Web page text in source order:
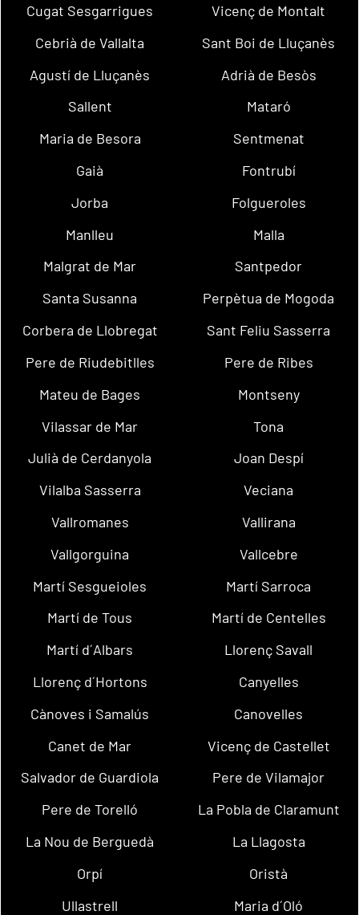
Cugat Sesgarrigues
Vicenç de Montalt
Cebrià de Vallalta
Sant Boi de Lluçanès
Agustí de Lluçanès
Adrià de Besòs
Sallent
Mataró
Maria de Besora
Sentmenat
Gaià
Fontrubí
Jorba
Folgueroles
Manlleu
Malla
Malgrat de Mar
Santpedor
Santa Susanna
Perpètua de Mogoda
Corbera de Llobregat
Sant Feliu Sasserra
Pere de Riudebitlles
Pere de Ribes
Mateu de Bages
Montseny
Vilassar de Mar
Tona
Julià de Cerdanyola
Joan Despí
Vilalba Sasserra
Veciana
Vallromanes
Vallirana
Vallgorguina
Vallcebre
Martí Sesgueioles
Martí Sarroca
Martí de Tous
Martí de Centelles
Martí d´Albars
Llorenç Savall
Llorenç d´Hortons
Canyelles
Cànoves i Samalús
Canovelles
Canet de Mar
Vicenç de Castellet
Salvador de Guardiola
Pere de Vilamajor
Pere de Torelló
La Pobla de Claramunt
La Nou de Berguedà
La Llagosta
Orpí
Oristà
Ullastrell
Maria d´Oló